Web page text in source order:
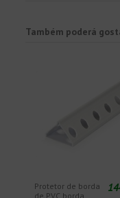
Também poderá
Protetor de borda
de PVC borda